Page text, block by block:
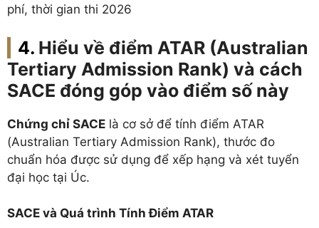
phí, thời gian thi 2026
Hiểu về điểm ATAR (Australian
Tertiary Admission Rank) và cách
SACE đóng góp vào điểm số này
Chứng chỉ SACE là cơ sở để tính điểm ATAR
(Australian Tertiary Admission Rank), thước đo
chuẩn hóa được sử dụng để xếp hạng và xét tuyển
đại học tại Úc.
SACE và Quá trình TínhĐiểm ATAR